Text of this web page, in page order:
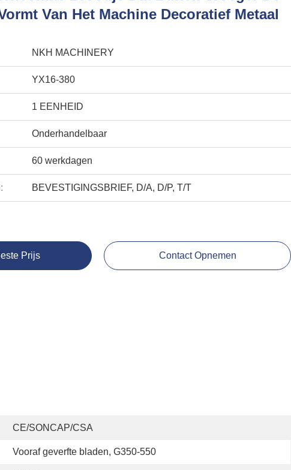
Van Het Machine Decoratief Metaal
NKH MACHINERY
YX16-380
1 EENHEID
Onderhandelbaar
60 werkdagen
BEVESTIGINGSBRIEF, D/A, D/P, T/T
Prijs Contact Opnemen
CE/SONCAP/CSA
Vooraf geverfte bladen, G350-550